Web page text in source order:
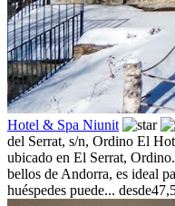
Hotel & Spa Niunit
del Serrat, s/n, Ordino El
ubicado en El Serrat,
bellos de Andorra, es ideal
huéspedes puede... desde